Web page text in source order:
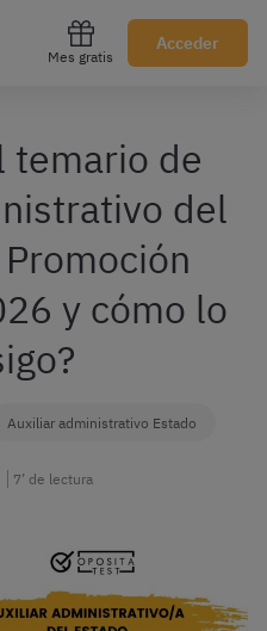
Mes gratis
Acceder
gratis
temario de
del
y cómo lo
Auxiliar administrativo Estado
7’ de lectura